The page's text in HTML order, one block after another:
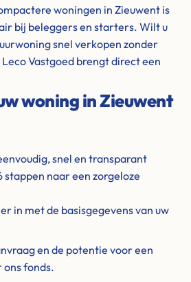
woningen in Zieuwent is
bij beleggers en starters. Wilt u
snel verkopen zonder
Vastgoed brengt direct een
woning in Zieuwent
snel en transparant
naar een zorgeloze
in met de basisgegevens van uw
en de potentie voor een
fonds.